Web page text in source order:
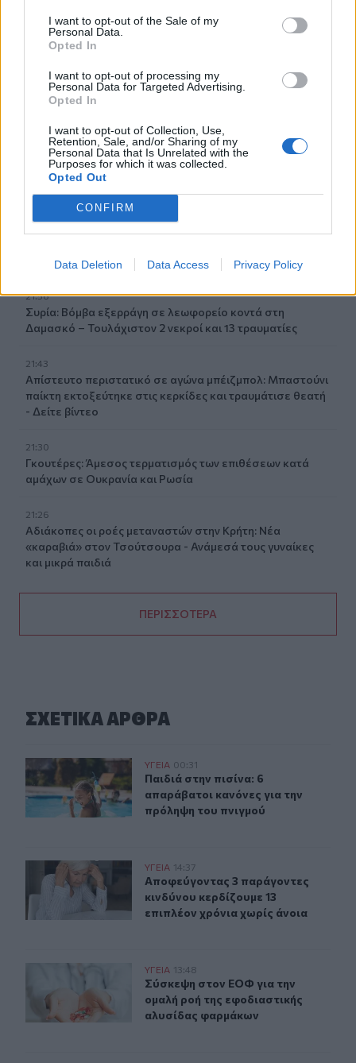
I want to opt-out of the Sale of my
Personal Data.
Opted In
I want to opt-out of processing my
Personal Data for Targeted Advertising.
Opted In
I want to opt-out of Collection, Use,
Retention, Sale, and/or Sharing of my
Personal Data that Is Unrelated with the
Purposes for which it was collected.
Opted Out
CONFIRM
Data Deletion Data Access Privacy Policy
Αυτές είναι οι πιο επικίνδυνες εβδομάδες για μεγάλες
πυρκαγιές
Χρήστος Δάντης: «Δεν περίμενα την αχαριστία, 22 χρόνια
μετά και συνάδελφοι προσπαθούν να ξεχάσουν ότι
έγραψα αυτό το τραγούδι»
Ξεκινούν τα δοκιμαστικά δρομολόγια της επέκτασης του
Μετρό Θεσσαλονίκης
πάνω από 2 εκατ. ευρώ
21:56
Συρία: Βόμβα εξερράγη σε λεωφορείο κοντά στη
Δαμασκό – Τουλάχιστον 2 νεκροί και 13 τραυματίες
21:43
Απίστευτο περιστατικό σε αγώνα μπέιζμπολ: Μπαστούνι
παίκτη εκτοξεύτηκε στις κερκίδες και τραυμάτισε θεατή
- Δείτε βίντεο
21:30
Γκουτέρες: Άμεσος τερματισμός των επιθέσεων κατά
αμάχων σε Ουκρανία και Ρωσία
21:26
Αδιάκοπες οι ροές μεταναστών στην Κρήτη: Νέα
«καραβιά» στον Τσούτσουρα - Ανάμεσά τους γυναίκες
και μικρά παιδιά
ΠΕΡΙΣΣΟΤΕΡΑ
ΣΧΕΤΙΚA AΡΘΡΑ
Παιδιά στην πισίνα: 6 απαράβατοι κανόνες για την
ΥΓΕΙΑ 00:31
Παιδιά στην πισίνα: 6 απαράβατοι
Παιδιά στην πισίνα: 6
απαράβατοι κανόνες για την
πρόληψη του πνιγμού
Αποφεύγοντας 3 παράγοντες κινδύνου κερδίζουμε 13
ΥΓΕΙΑ 14:37
Αποφεύγοντας 3 παράγοντες
Αποφεύγοντας 3 παράγοντες
κινδύνου κερδίζουμε 13
επιπλέον χρόνια χωρίς άνοια
Σύσκεψη στον ΕΟΦ για την ομαλή ροή της
ΥΓΕΙΑ 13:48
Σύσκεψη στον ΕΟΦ για την ομαλή
Σύσκεψη στον ΕΟΦ για την
ομαλή ροή της εφοδιαστικής
αλυσίδας φαρμάκων